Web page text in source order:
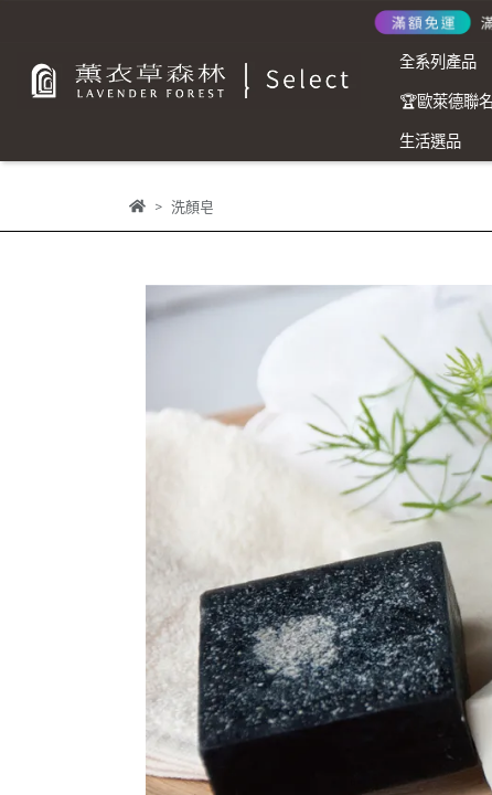
全系列產品
🏆歐萊德聯
生活選品
洗顏皂